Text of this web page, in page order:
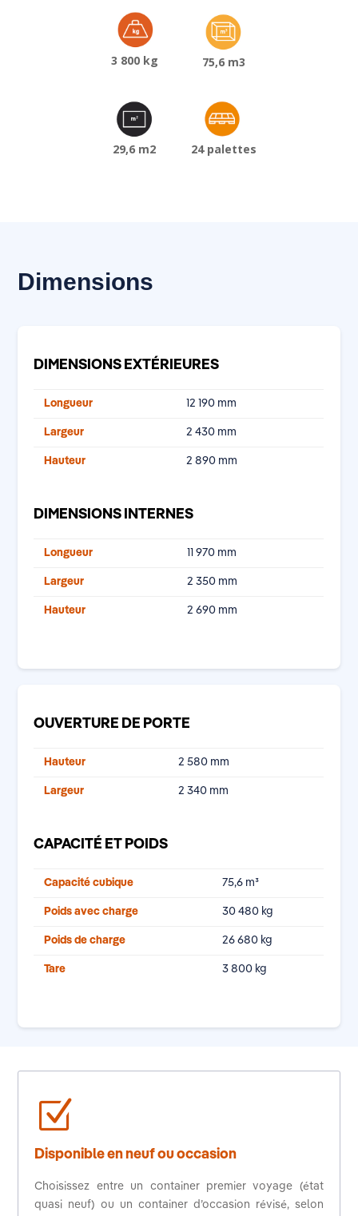
3 800 kg 75,6 m3
29,6 m2 24 palettes
Dimensions
DIMENSIONS EXTÉRIEURES
Longueur 12 190 mm
Largeur 2 430 mm
Hauteur 2 890 mm
DIMENSIONS INTERNES
Longueur 11 970 mm
Largeur 2 350 mm
Hauteur 2 690 mm
OUVERTURE DE PORTE
Hauteur 2 580 mm
Largeur 2 340 mm
CAPACITÉ ET POIDS
Capacité cubique 75,6 m³
Poids avec charge 30 480 kg
Poids de charge 26 680 kg
Tare 3 800 kg
Z
Disponible en neuf ou occasion
Choisissez entre un container premier voyage (état
quasi neuf) ou un container d’occasion révisé, selon